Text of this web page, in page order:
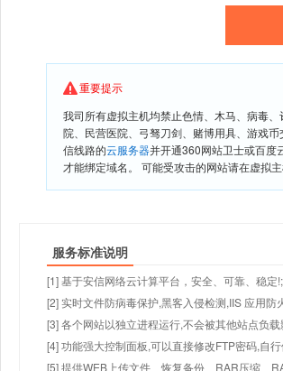
重要提示
我司所有虚拟主机均禁止色情、木马、病毒
院、民营医院、弓驽刀剑、赌博用具、游戏
信线路的云服务器并开通360网站卫士或百度
才能绑定域名。 可能受攻击的网站请在虚拟
服务标准说明
[1] 基于安信网络云计算平台，安全、可靠、稳定!;
[2] 实时文件防病毒保护,黑客入侵检测,IIS 应用防
[3] 各个网站以独立进程运行,不会被其他站点负
[4] 功能强大控制面板,可以直接修改FTP密码,自
[5] 提供WEB上传文件、恢复备份、RAR压缩、